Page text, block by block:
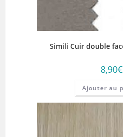
Simili Cuir double
8,90€
Ajouter au